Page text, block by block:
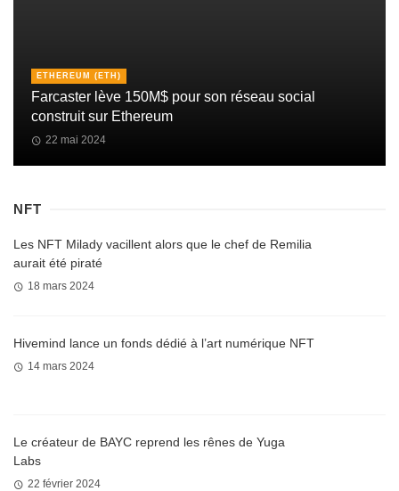
ETHEREUM (ETH)
Farcaster lève 150M$ pour son réseau social
construit sur Ethereum
22 mai 2024
NFT
Les NFT Milady vacillent alors que le chef de Remilia
aurait été piraté
18 mars 2024
Hivemind lance un fonds dédié à l’art numérique NFT
14 mars 2024
Le créateur de BAYC reprend les rênes de Yuga
Labs
22 février 2024